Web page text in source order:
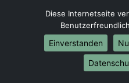
Umzug von Worms nach
Umzug von Worms nach
Umzug von Worms nach
Umzug von Worms nach
Diese Internetseite
Einverstanden